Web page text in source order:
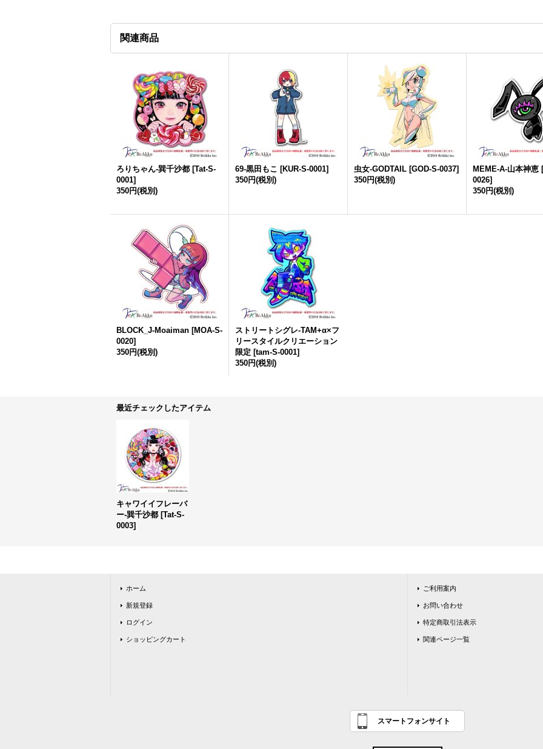
関連商品
ろりちゃん-巽千沙都 [Tat-S-
0001]
350円(税別)
69-黒田もこ [KUR-S-0001]
350円(税別)
虫女-GODTAIL [GOD-S-0037]
350円(税別)
MEME-A-山本神恵 [
0026]
350円(税別)
BLOCK_J-Moaiman [MOA-S-
0020]
350円(税別)
ストリートシグレ-TAM+α×フ
リースタイルクリエーション
限定 [tam-S-0001]
350円(税別)
最近チェックしたアイテム
キャワイイフレーバ
ー-巽千沙都 [Tat-S-
0003]
ホーム
新規登録
ログイン
ショッピングカート
ご利用案内
お問い合わせ
特定商取引法表示
関連ページ一覧
スマートフォンサイト